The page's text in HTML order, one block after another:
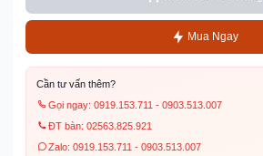
Mua Ngay
Cần tư vấn thêm?
Gọi ngay: 0919.153.711 - 0903.513.007
ĐT bàn: 02563.825.921
Zalo: 0919.153.711 - 0903.513.007